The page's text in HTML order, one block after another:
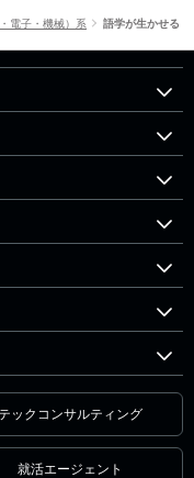
電子・機械）系 語学が生かせる
ックコンサルティング
就活エージェント